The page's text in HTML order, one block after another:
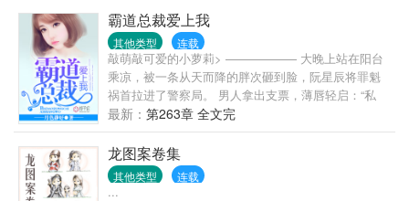
变量？林辰那时想，变量就是，我以为你只是个普通
的警察，最喜欢在大排档开一瓶啤酒吃小龙虾，却不
知道，你原来是……；又或者说，变量是，我不知道
我会爱上你，也不知道，你何时会爱上我。
霸道总裁爱上我
其他类型 连载
敲萌敲可爱的小萝莉> —————— 大晚上站在阳台
乘凉，被一条从天而降的胖次砸到脸，阮星辰将罪魁
祸首拉进了警察局。 男人拿出支票，薄唇轻启：“私
了。” “……” 好吧，被胖次砸一下，十万块钱轻松到
手，这是好事。 随后就其他赔偿事宜，男人再次丢出
一张支票，“只摸了一边，五万。” 阮星辰才明白，原
来在男人眼中，欧派是分单双的。 …… 后来，阮星辰
发现怪大叔他不仅是个三十多岁的老光棍，还是某跨
最新： 第263章 全文完
龙图案卷集
其他类型 连载
...